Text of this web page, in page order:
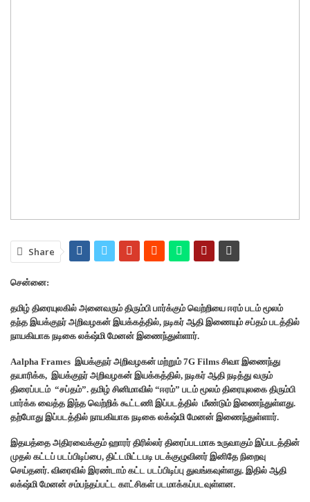
Share
சென்னை:
தமிழ் திரையுலகில் அனைவரும் திரும்பி பார்க்கும் வெற்றியை ஈரம் படம் மூலம்
தந்த இயக்குநர் அறிவழகன் இயக்கத்தில், நடிகர் ஆதி இணையும் சப்தம் படத்தில்
நாயகியாக நடிகை லக்‌ஷ்மி மேனன் இணைந்துள்ளார்.
Aalpha Frames இயக்குநர் அறிவழகன் மற்றும் 7G Films சிவா இணைந்து
தயாரிக்க, இயக்குநர் அறிவழகன் இயக்கத்தில், நடிகர் ஆதி நடித்து வரும்
திரைப்படம் “சப்தம்”. தமிழ் சினிமாவில் “ஈரம்” படம் மூலம் திரையுலகை திரும்பி
பார்க்க வைத்த இந்த வெற்றிக் கூட்டணி இப்படத்தில் மீண்டும் இணைந்துள்ளது.
தற்போது இப்படத்தில் நாயகியாக நடிகை லக்‌ஷ்மி மேனன் இணைந்துள்ளார்.
இதயத்தை அதிரவைக்கும் ஹாரர் திரில்லர் திரைப்படமாக உருவாகும் இப்படத்தின்
முதல் கட்டப் படப்பிடிப்பை, திட்டமிட்டபடி படக்குழுவினர் இனிதே நிறைவு
செய்தனர். விரைவில் இரண்டாம் கட்ட படப்பிடிப்பு துவங்கவுள்ளது. இதில் ஆதி
லக்‌ஷ்மி மேனன் சம்பந்தப்பட்ட காட்சிகள் படமாக்கப்படவுள்ளன.